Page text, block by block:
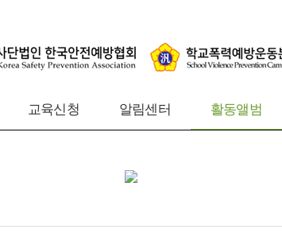
교육신청 알림센터 활동앨범